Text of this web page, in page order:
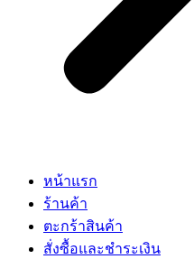
หน้าแรก
ร้านค้า
ตะกร้าสินค้า
สั่งซื้อและชำระเงิน